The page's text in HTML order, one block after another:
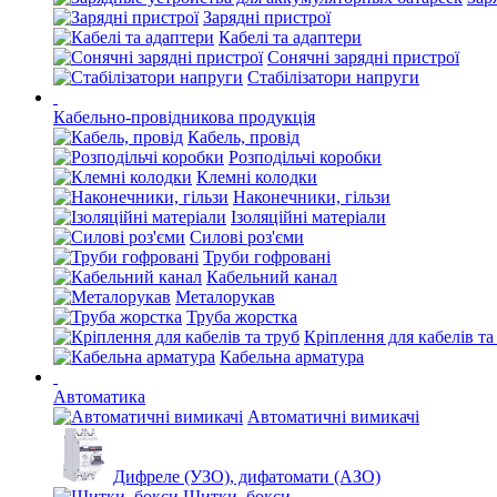
Зарядні пристрої
Кабелі та адаптери
Сонячні зарядні пристрої
Стабілізатори напруги
Кабельно-провідникова продукція
Кабель, провід
Розподільчі коробки
Клемні колодки
Наконечники, гільзи
Ізоляційні матеріали
Силові роз'єми
Труби гофровані
Кабельний канал
Металорукав
Труба жорстка
Кріплення для кабелів
Кабельна арматура
Автоматика
Автоматичні вимикачі
Дифреле (УЗО), дифатомати (АЗО)